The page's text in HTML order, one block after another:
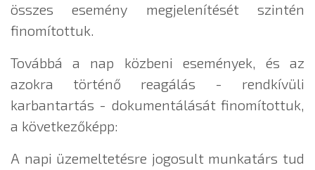
összes esemény megjelenítését szintén
finomítottuk.
Továbbá a nap közbeni események, és az
azokra történő reagálás - rendkívüli
karbantartás - dokumentálását finomítottuk,
a következőképp:
A napi üzemeltetésre jogosult munkatárs tud